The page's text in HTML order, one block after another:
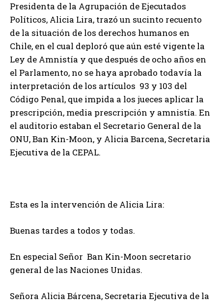
Presidenta de la Agrupación de Ejecutados
Políticos, Alicia Lira, trazó un sucinto recuento
de la situación de los derechos humanos en
Chile, en el cual deploró que aún esté vigente la
Ley de Amnistía y que después de ocho años en
el Parlamento, no se haya aprobado todavía la
interpretación de los artículos 93 y 103 del
Código Penal, que impida a los jueces aplicar la
prescripción, media prescripción y amnistía. En
el auditorio estaban el Secretario General de la
ONU, Ban Kin-Moon, y Alicia Barcena, Secretaria
Ejecutiva de la CEPAL.
Esta es la intervención de Alicia Lira:
Buenas tardes a todos y todas.
En especial Señor Ban Kin-Moon secretario
general de las Naciones Unidas.
Señora Alicia Bárcena, Secretaria Ejecutiva de la